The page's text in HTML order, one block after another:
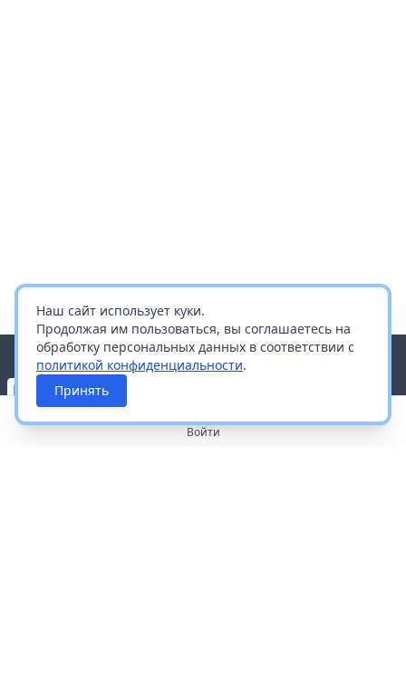
Наш сайт использует куки.
Продолжая им пользоваться, вы соглашаетесь на
обработку персональных данных в соответствии с
политикой конфиденциальности.
Принять
Войти